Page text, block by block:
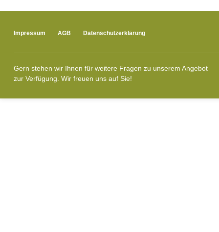
Impressum AGB Datenschutzerklärung
Gern stehen wir Ihnen für weitere Fragen zu unserem Angebot
zur Verfügung. Wir freuen uns auf Sie!